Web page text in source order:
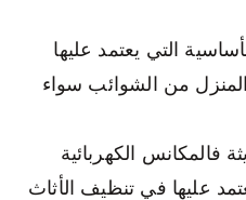
التي يعتمد عليها
المنزل من الشوائب سواء
فالمكانس الكهربائية
عليها في تنظيف الأثاث